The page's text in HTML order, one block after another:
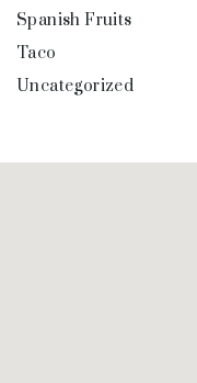
Spanish Fruits
Taco
Uncategorized